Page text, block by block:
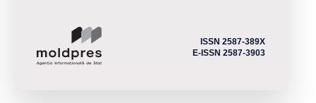
ISSN 2587-389X
E-ISSN 2587-3903